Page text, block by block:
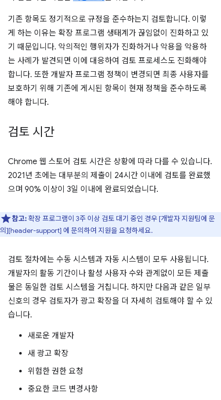
기존 항목도 정기적으로 규정을 준수하는지 검토합니다. 이렇
게 하는 이유는 확장 프로그램 생태계가 끊임없이 진화하고 있
기 때문입니다. 악의적인 행위자가 진화하거나 악용을 악용하
는 사례가 발견되면 이에 대응하여 검토 프로세스도 진화해야
합니다. 또한 개발자 프로그램 정책이 변경되면 최종 사용자를
보호하기 위해 기존에 게시된 항목이 현재 정책을 준수하도록
해야 합니다.
검토 시간
Chrome 웹 스토어 검토 시간은 상황에 따라 다를 수 있습니다.
2021년 초에는 대부분의 제출이 24시간 이내에 검토를 완료했
으며 90% 이상이 3일 이내에 완료되었습니다.
참고:확장 프로그램이 3주 이상 검토 대기 중인 경우 [개발자 지원팀에 문
의][header-support] 에 문의하여 지원을 요청하세요.
검토 절차에는 수동 시스템과 자동 시스템이 모두 사용됩니다.
개발자의 활동 기간이나 활성 사용자 수와 관계없이 모든 제출
물은 동일한 검토 시스템을 거칩니다. 하지만 다음과 같은 일부
신호의 경우 검토자가 광고 확장을 더 자세히 검토해야 할 수 있
습니다.
새로운 개발자
새 광고 확장
위험한 권한 요청
중요한 코드 변경사항